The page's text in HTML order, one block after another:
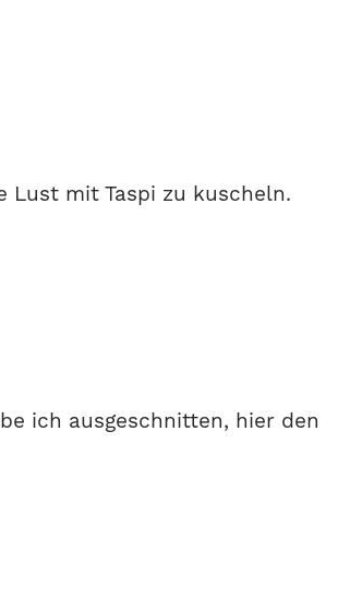
Lust mit Taspi zu kuscheln.
ich ausgeschnitten, hier den